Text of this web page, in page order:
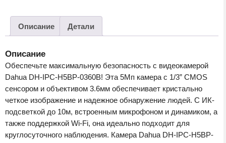
0360BОписание Детали
Описание
Обеспечьте максимальную безопасность с видеокамерой
Dahua DH-IPC-H5BP-0360B! Эта 5Мп камера с 1/3” CMOS
сенсором и объективом 3.6мм обеспечивает кристально
четкое изображение и надежное обнаружение людей. С ИК-
подсветкой до 10м, встроенным микрофоном и динамиком, а
также поддержкой Wi-Fi, она идеально подходит для
круглосуточного наблюдения. Камера Dahua DH-IPC-H5BP-